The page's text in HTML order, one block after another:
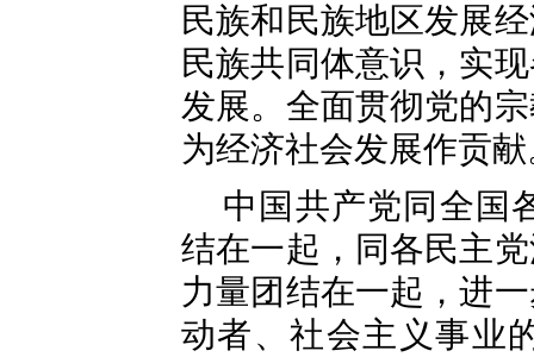
民族和民族地区发展
民族共同体意识，实
发展。全面贯彻党的
为经济社会发展作贡
中国共产党同全国
结在一起，同各民主
力量团结在一起，进
动者、社会主义事业